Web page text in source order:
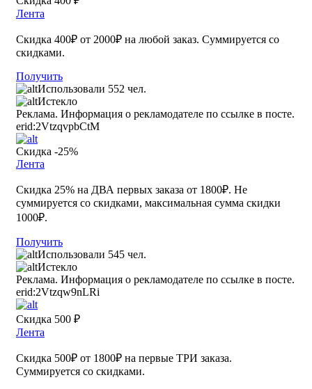
Лента
Скидка 400₽ от 2000₽ на любой заказ. Суммируется со
скидками.
Получить
Использовали 552 чел.
Истекло
Реклама. Информация о рекламодателе по ссылке в посте.
erid:2VtzqvpbCtM
Скидка -25%
Лента
Скидка 25% на ДВА первых заказа от 1800₽. Не
суммируется со скидками, максимальная сумма скидки
1000₽.
Получить
Использовали 545 чел.
Истекло
Реклама. Информация о рекламодателе по ссылке в посте.
erid:2Vtzqw9nLRi
Скидка 500 ₽
Лента
Скидка 500₽ от 1800₽ на первые ТРИ заказа.
Суммируется со скидками.